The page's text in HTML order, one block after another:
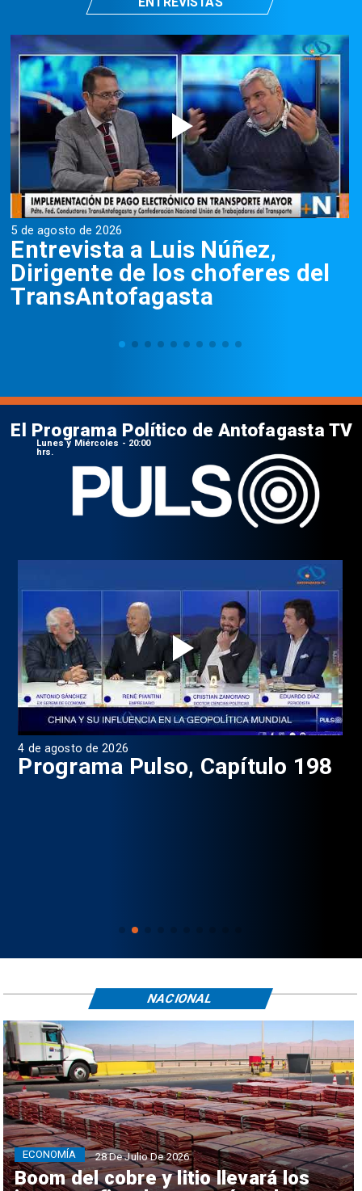
5 de agosto de 2026
Entrevista a Luis Núñez,
Dirigente de los choferes del
TransAntofagasta
4 de agosto de 2026
Programa Pulso, Capítulo 198
El Programa Político de Antofagasta TV
Lunes y Miércoles - 20:00
hrs.
Boom del cobre y litio llevará los
ECONOMÍA 28 De Julio De 2026
NACIONAL